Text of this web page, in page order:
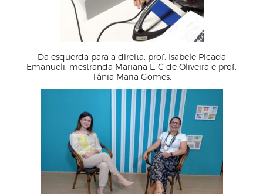
Da esquerda para a direita: prof. Isabele Picada
Emanueli, mestranda Mariana L. C de Oliveira e prof.
Tânia Maria Gomes.